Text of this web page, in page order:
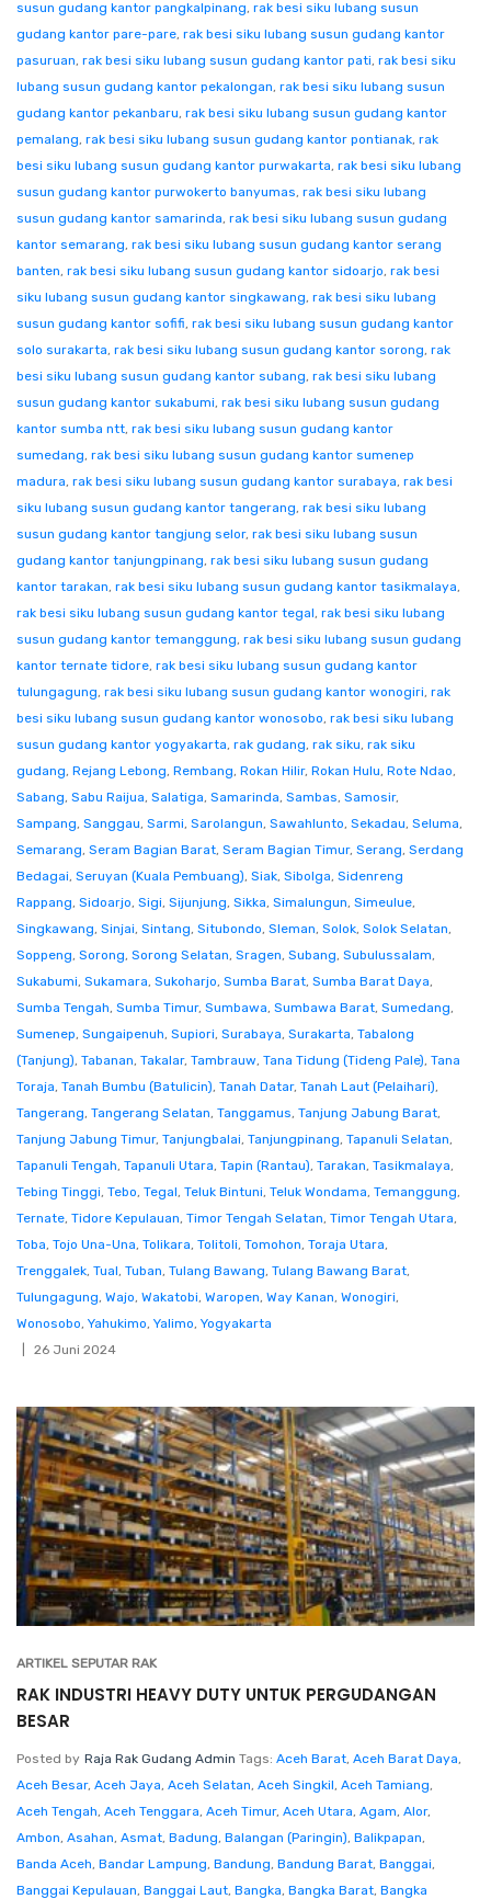
susun gudang kantor pangkalpinang, rak besi siku lubang susun
gudang kantor pare-pare, rak besi siku lubang susun gudang kantor
pasuruan, rak besi siku lubang susun gudang kantor pati, rak besi siku
lubang susun gudang kantor pekalongan, rak besi siku lubang susun
gudang kantor pekanbaru, rak besi siku lubang susun gudang kantor
pemalang, rak besi siku lubang susun gudang kantor pontianak, rak
besi siku lubang susun gudang kantor purwakarta, rak besi siku lubang
susun gudang kantor purwokerto banyumas, rak besi siku lubang
susun gudang kantor samarinda, rak besi siku lubang susun gudang
kantor semarang, rak besi siku lubang susun gudang kantor serang
banten, rak besi siku lubang susun gudang kantor sidoarjo, rak besi
siku lubang susun gudang kantor singkawang, rak besi siku lubang
susun gudang kantor sofifi, rak besi siku lubang susun gudang kantor
solo surakarta, rak besi siku lubang susun gudang kantor sorong, rak
besi siku lubang susun gudang kantor subang, rak besi siku lubang
susun gudang kantor sukabumi, rak besi siku lubang susun gudang
kantor sumba ntt, rak besi siku lubang susun gudang kantor
sumedang, rak besi siku lubang susun gudang kantor sumenep
madura, rak besi siku lubang susun gudang kantor surabaya, rak besi
siku lubang susun gudang kantor tangerang, rak besi siku lubang
susun gudang kantor tangjung selor, rak besi siku lubang susun
gudang kantor tanjungpinang, rak besi siku lubang susun gudang
kantor tarakan, rak besi siku lubang susun gudang kantor tasikmalaya,
rak besi siku lubang susun gudang kantor tegal, rak besi siku lubang
susun gudang kantor temanggung, rak besi siku lubang susun gudang
kantor ternate tidore, rak besi siku lubang susun gudang kantor
tulungagung, rak besi siku lubang susun gudang kantor wonogiri, rak
besi siku lubang susun gudang kantor wonosobo, rak besi siku lubang
susun gudang kantor yogyakarta, rak gudang, rak siku, rak siku
gudang, Rejang Lebong, Rembang, Rokan Hilir, Rokan Hulu, Rote Ndao,
Sabang, Sabu Raijua, Salatiga, Samarinda, Sambas, Samosir,
Sampang, Sanggau, Sarmi, Sarolangun, Sawahlunto, Sekadau, Seluma,
Semarang, Seram Bagian Barat, Seram Bagian Timur, Serang, Serdang
Bedagai, Seruyan (Kuala Pembuang), Siak, Sibolga, Sidenreng
Rappang, Sidoarjo, Sigi, Sijunjung, Sikka, Simalungun, Simeulue,
Singkawang, Sinjai, Sintang, Situbondo, Sleman, Solok, Solok Selatan,
Soppeng, Sorong, Sorong Selatan, Sragen, Subang, Subulussalam,
Sukabumi, Sukamara, Sukoharjo, Sumba Barat, Sumba Barat Daya,
Sumba Tengah, Sumba Timur, Sumbawa, Sumbawa Barat, Sumedang,
Sumenep, Sungaipenuh, Supiori, Surabaya, Surakarta, Tabalong
(Tanjung), Tabanan, Takalar, Tambrauw, Tana Tidung (Tideng Pale), Tana
Toraja, Tanah Bumbu (Batulicin), Tanah Datar, Tanah Laut (Pelaihari),
Tangerang, Tangerang Selatan, Tanggamus, Tanjung Jabung Barat,
Tanjung Jabung Timur, Tanjungbalai, Tanjungpinang, Tapanuli Selatan,
Tapanuli Tengah, Tapanuli Utara, Tapin (Rantau), Tarakan, Tasikmalaya,
Tebing Tinggi, Tebo, Tegal, Teluk Bintuni, Teluk Wondama, Temanggung,
Ternate, Tidore Kepulauan, Timor Tengah Selatan, Timor Tengah Utara,
Toba, Tojo Una-Una, Tolikara, Tolitoli, Tomohon, Toraja Utara,
Trenggalek, Tual, Tuban, Tulang Bawang, Tulang Bawang Barat,
Tulungagung, Wajo, Wakatobi, Waropen, Way Kanan, Wonogiri,
Wonosobo, Yahukimo, Yalimo, Yogyakarta
26 Juni 2024
ARTIKEL SEPUTAR RAK
RAK INDUSTRI HEAVY DUTY UNTUK PERGUDANGAN
BESAR
Posted by Raja Rak Gudang Admin Tags: Aceh Barat, Aceh Barat Daya,
Aceh Besar, Aceh Jaya, Aceh Selatan, Aceh Singkil, Aceh Tamiang,
Aceh Tengah, Aceh Tenggara, Aceh Timur, Aceh Utara, Agam, Alor,
Ambon, Asahan, Asmat, Badung, Balangan (Paringin), Balikpapan,
Banda Aceh, Bandar Lampung, Bandung, Bandung Barat, Banggai,
Banggai Kepulauan, Banggai Laut, Bangka, Bangka Barat, Bangka